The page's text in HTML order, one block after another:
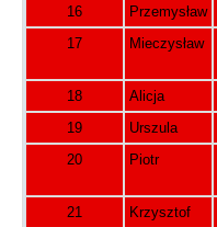
16 Przemysław
17
Mieczysław
18 Alicja
19
Urszula
20
Piotr
21 Krzysztof